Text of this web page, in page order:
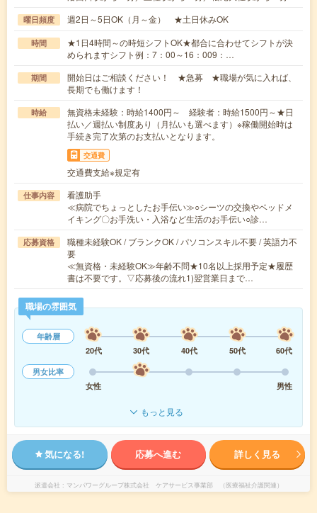
曜日頻度 週2日～5日OK（月～金） ★土日休みOK
時間
★1日4時間～の時短シフトOK★都合に合わせてシフトが決
められますシフト例：7：00～16：009：…
期間
開始日はご相談ください！ ★急募 ★職場が気に入れば、
長期でも働けます！
時給
無資格未経験：時給1400円～ 経験者：時給1500円～★日
払い／週払い制度あり（月払いも選べます）※稼働開始時は
手続き完了次第のお支払いとなります。
交通費
交通費支給※規定有
仕事内容
看護助手
≪病院でちょっとしたお手伝い≫○シーツの交換やベッドメ
イキング〇お手洗い・入浴など生活のお手伝い○診…
応募資格
職種未経験OK / ブランクOK / パソコンスキル不要 / 英語力不
要
≪無資格・未経験OK≫年齢不問★10名以上採用予定★履歴
書は不要です。▽応募後の流れ1)翌営業日まで…
職場の雰囲気
年齢層
20代
30代 40代 50代
60代
男女比率
女性
男性
もっと見る
気になる! 応募へ進む 詳しく見る
派遣会社 マンパワーグループ株式会社 ケアサービス事業部 （医療福祉介護関連）